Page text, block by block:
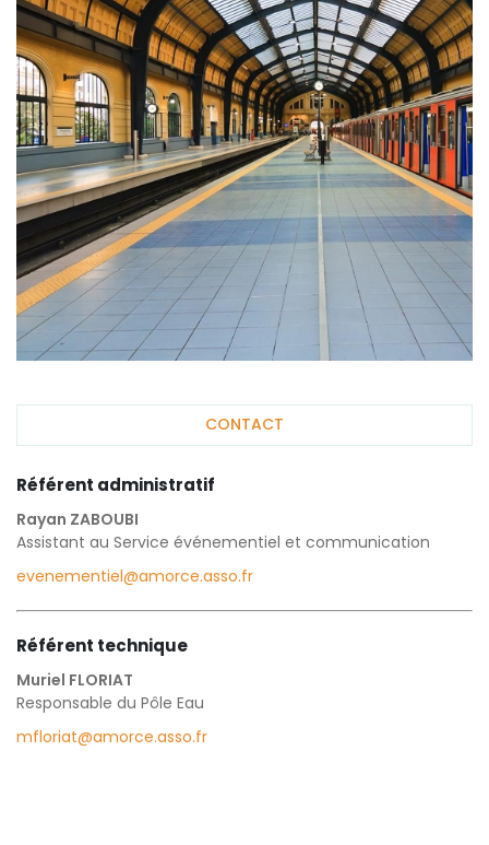
CONTACT
Référent administratif
Rayan ZABOUBI
Assistant au Service événementiel et communication
evenementiel@amorce.asso.fr
Référent technique
Muriel FLORIAT
Responsable du Pôle Eau
mfloriat@amorce.asso.fr